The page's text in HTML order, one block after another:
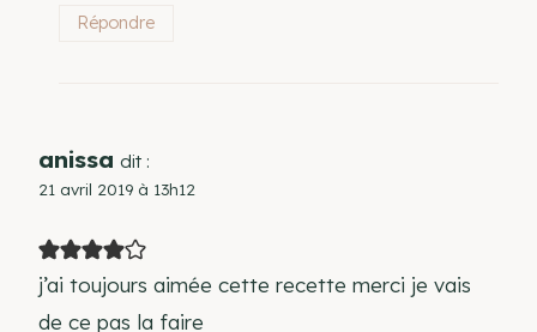
Répondre
anissa dit :
21 avril 2019 à 13h12
j’ai toujours aimée cette recette merci je vais
de ce pas la faire